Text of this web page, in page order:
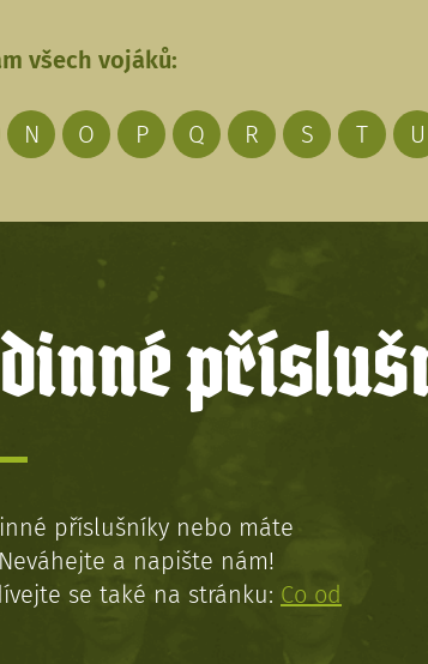
všech vojáků:
N O P Q R S T U
příslušníky nebo máte
a napište nám!
se také na stránku: Co od